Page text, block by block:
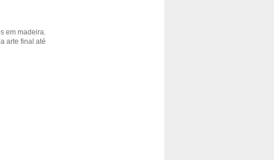
em madeira.
arte final até